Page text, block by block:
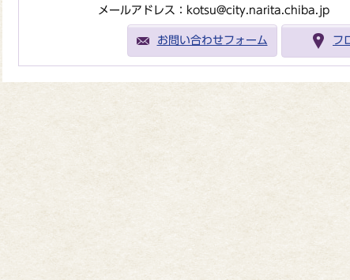
メールアドレス：kotsu@city.narita.chiba.jp
お問い合わせフォーム フ